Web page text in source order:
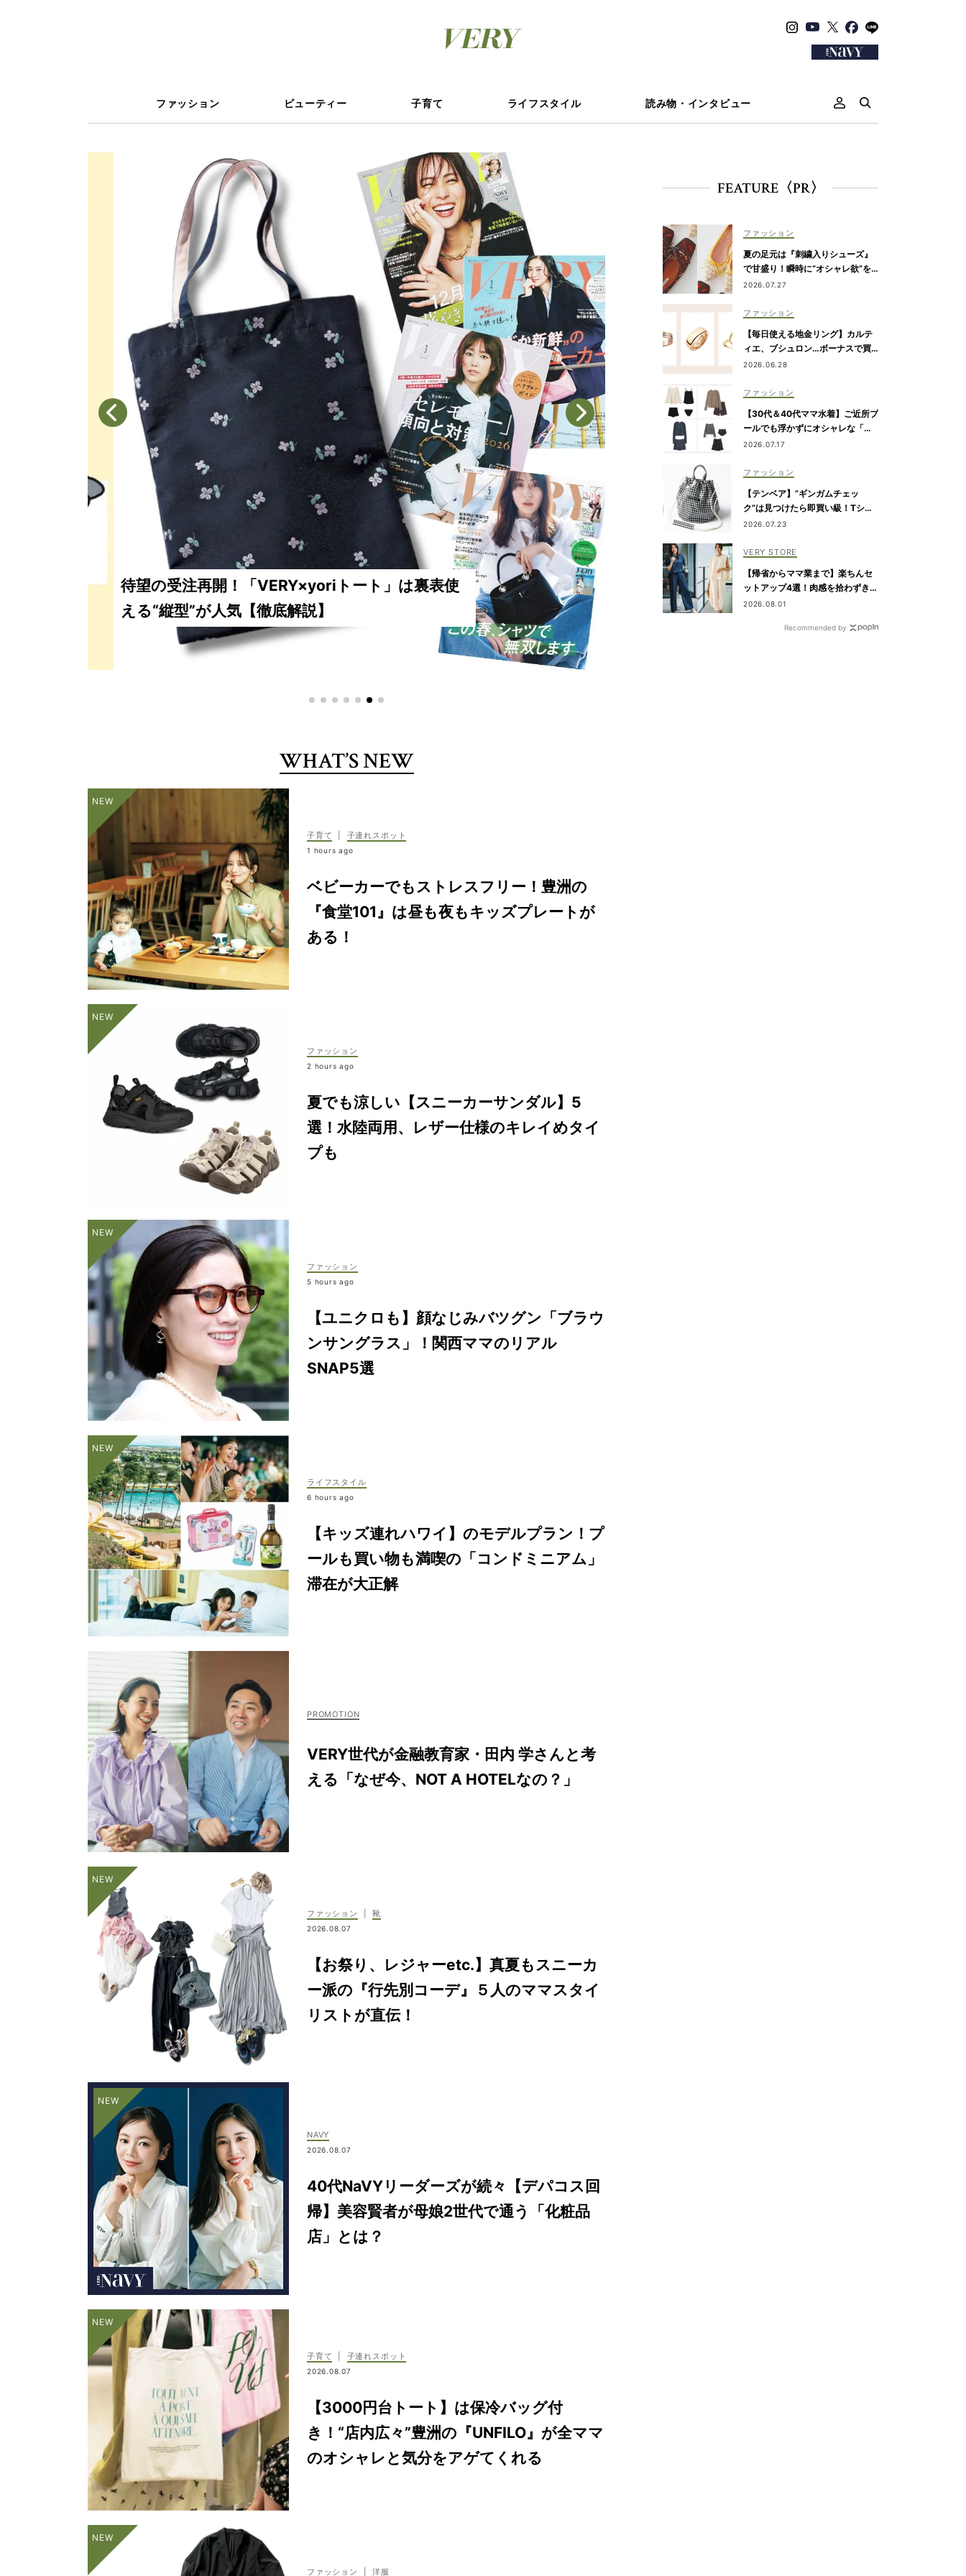
ファッション ビューティー 子育て ライフスタイル 読み物・インタビュー
待望の受注再開！「VERY×yoriトート」は裏表使
える“縦型”が人気【徹底解説】
読者が選ぶ！2026年SS VERYベ
ストコスメ大賞
WHAT’S NEW
子育て 子連れスポット
1 hours ago
ベビーカーでもストレスフリー！豊洲の
『食堂101』は昼も夜もキッズプレートが
ある！
ファッション
2 hours ago
夏でも涼しい【スニーカーサンダル】5
選！水陸両用、レザー仕様のキレイめタイ
プも
ファッション
5 hours ago
【ユニクロも】顔なじみバツグン「ブラウ
ンサングラス」！関西ママのリアル
SNAP5選
ライフスタイル
6 hours ago
【キッズ連れハワイ】のモデルプラン！プ
ールも買い物も満喫の「コンドミニアム」
滞在が大正解
VERY世代が金融教育家・田内 学さんと考
える「なぜ今、NOT A HOTELなの？」
ファッション 靴
2026.08.07
【お祭り、レジャーetc.】真夏もスニーカ
ー派の『行先別コーデ』５人のママスタイ
リストが直伝！
NAVY
2026.08.07
40代NaVYリーダーズが続々【デパコス回
帰】美容賢者が母娘2世代で通う「化粧品
店」とは？
子育て 子連れスポット
2026.08.07
【3000円台トート】は保冷バッグ付
き！“店内広々”豊洲の『UNFILO』が全ママ
のオシャレと気分をアゲてくれる
ファッション 洋服
FEATURE〈PR〉
ファッション
夏の足元は『刺繍入りシューズ』
で甘盛り！瞬時に“オシャレ欲”を
満たせる一足は？
2026.07.27
ファッション
【毎日使える地金リング】カルテ
ィエ、ブシュロン…ボーナスで買
いたい7選
2026.06.28
ファッション
【30代＆40代ママ水着】ご近所プ
ールでも浮かずにオシャレな「ラ
ッシュガード＆ショートパンツセ
2026.07.17
ファッション
【テンベア】“ギンガムチェッ
ク”は見つけたら即買い級！Tシャ
ツコーデが映える「夏の相棒バッ
2026.07.23
VERY STORE
【帰省からママ業まで】楽ちんセ
ットアップ4選！肉感を拾わずきれ
い見え
2026.08.01
Recommended by